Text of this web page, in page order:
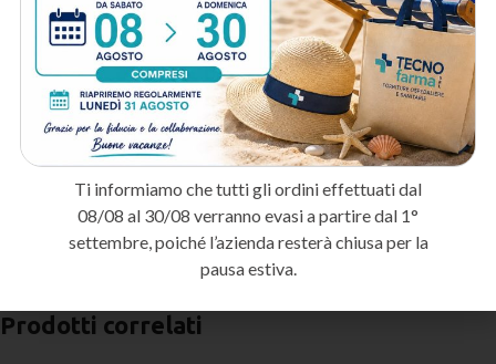
A chi è destinato:
Medici e professionisti sanitari: Per dotare lo studio medico o
l’ambulatorio con prodotti di qualità certificata.
Cliniche e strutture ospedaliere: Per ordini periodici con servizio
personalizzato e fatturazione PA.
Centri estetici e farmacie: Per completare la dotazione
professionale con prodotti selezionati.
Metodo di spedizione
Prodotti correlati
Ti informiamo che tutti gli ordini effettuati dal
08/08 al 30/08 verranno evasi a partire dal 1°
settembre, poiché l’azienda resterà chiusa per la
pausa estiva.